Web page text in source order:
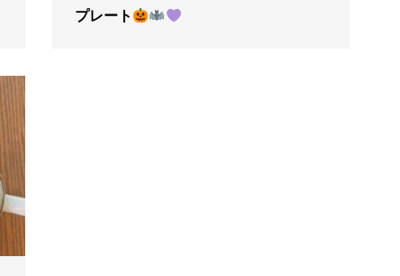
プレート